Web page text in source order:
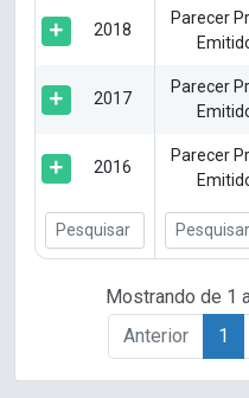
2018
Parecer
2017
Parecer
2016
Parecer
Mostrando de 1
Anterior
1